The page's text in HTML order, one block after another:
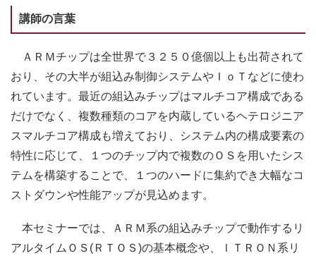
講師の言葉
ＡＲＭチップは全世界で３２５０億個以上も出荷されて
おり、その大半が組込み制御システムやＩｏＴなどに使わ
れています。最近の組込みチップはマルチコア構成である
だけでなく、複数種類のコアを内蔵しているヘテロジニア
スマルチコア構成も増えており、システム内の構成要素の
特性に応じて、１つのチップ内で複数のＯＳを用いたシス
テムを構築することで、１つのハードに集約でき大幅なコ
ストダウンや性能アップが見込めます。
本セミナーでは、ＡＲＭ系の組込みチップで動作するリ
アルタイムＯＳ(ＲＴＯＳ)の基本概念や、ＩＴＲＯＮ系リ